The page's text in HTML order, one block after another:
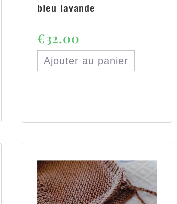
bleu lavande
€32.00
Ajouter au panier